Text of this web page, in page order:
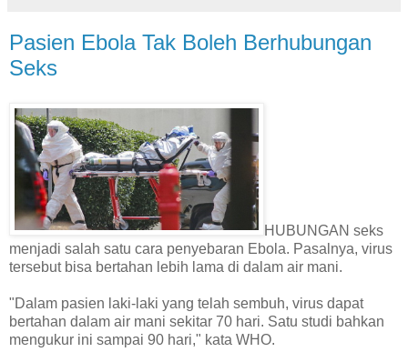
Pasien Ebola Tak Boleh Berhubungan
Seks
HUBUNGAN seks
menjadi salah satu cara penyebaran Ebola. Pasalnya, virus
tersebut bisa bertahan lebih lama di dalam air mani.
"Dalam pasien laki-laki yang telah sembuh, virus dapat
bertahan dalam air mani sekitar 70 hari. Satu studi bahkan
mengukur ini sampai 90 hari," kata WHO.